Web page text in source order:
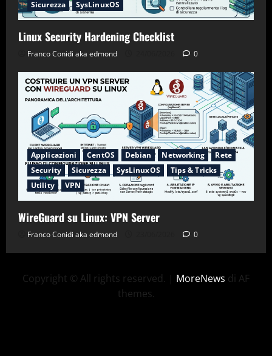
Sicurezza
SysLinuxOS
Linux Security Hardening Checklist
Franco Conidi aka edmond 0
Applicazioni CentOS Debian Networking
Rete
Security
Sicurezza SysLinuxOS
Tips & Tricks
Utility
VPN
WireGuard su Linux: VPN Server
Franco Conidi aka edmond 0
Copyright © All rights reserved. | MoreNews di AF
themes.